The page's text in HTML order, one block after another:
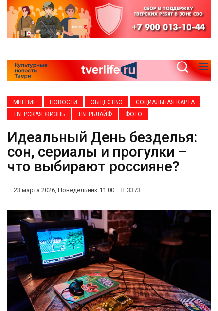
МНЕНИЕ НОВОСТИ ОБЩЕСТВО
СОЦИАЛЬНАЯ КАРТА
ТВЕРСКАЯ ЖИЗНЬ
ТВЕРЬЛАЙФ ФОТО
Идеальный День безделья:
сон, сериалы и прогулки –
что выбирают россияне?
23 марта 2026, Понедельник 11:00 3373